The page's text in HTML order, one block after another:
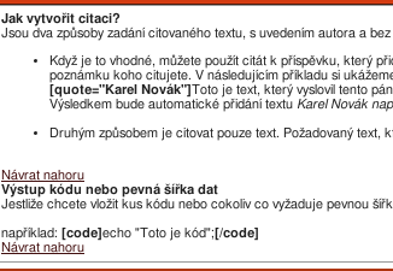
Jak vytvořit citaci?
Jsou dva způsoby zadání citovaného textu, s uvedením autora a bez
Když je to vhodné, můžete použít citát k příspěvku, který
poznámku koho citujete. V následujícím příkladu si
[quote="Karel Novák"]Toto je text, který vyslovil tento
Výsledkem bude automatické přidání textu Karel Novák
Druhým způsobem je citovat pouze text. Požadovaný text,
Návrat nahoru
Výstup kódu nebo pevná šířka dat
Jestliže chcete vložit kus kódu nebo cokoliv co vyžaduje pevnou
například: [code]echo "Toto je kód"; [/code]
Návrat nahoru